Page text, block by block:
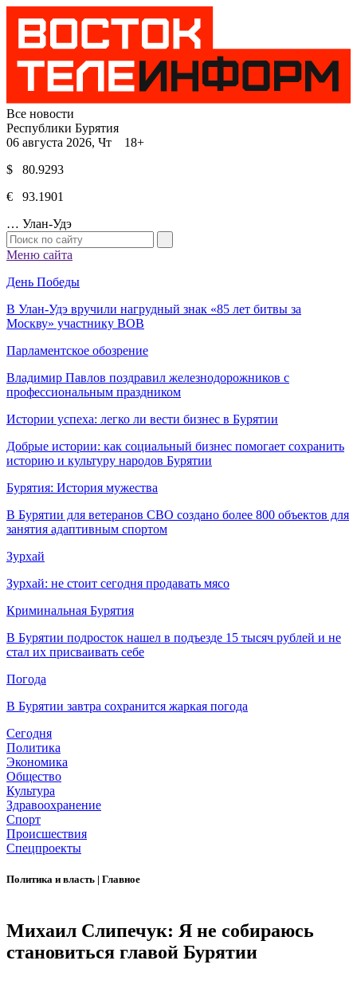
Все новости
Республики Бурятия
06 августа 2026, Чт 18+
$ 80.9293
€ 93.1901
… Улан-Удэ
Меню сайта
День Победы
В Улан-Удэ вручили нагрудный знак «85 лет битвы за
Москву» участнику ВОВ
Парламентское обозрение
Владимир Павлов поздравил железнодорожников с
профессиональным праздником
Истории успеха: легко ли вести бизнес в Бурятии
Добрые истории: как социальный бизнес помогает сохранить
историю и культуру народов Бурятии
Бурятия: История мужества
В Бурятии для ветеранов СВО создано более 800 объектов для
занятия адаптивным спортом
Зурхай
Зурхай: не стоит сегодня продавать мясо
Криминальная Бурятия
В Бурятии подросток нашел в подъезде 15 тысяч рублей и не
стал их присваивать себе
Погода
В Бурятии завтра сохранится жаркая погода
Сегодня
Политика
Экономика
Общество
Культура
Здравоохранение
Спорт
Происшествия
Спецпроекты
Политика и власть | Главное
Михаил Слипечук: Я не собираюсь
становиться главой Бурятии